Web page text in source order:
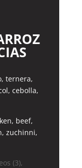
ternera,
cebolla,
beef,
zuchinni,
(3),